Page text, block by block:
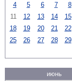
4
5 6 7 8
11
12 13 14 15
18
19 20 21 22
25
26 27 28 29
июнь